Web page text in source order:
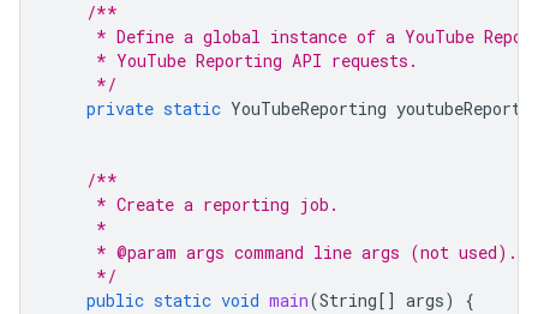
/**
* Define a global instance of a YouTube
     * YouTube Reporting API requests.
     */
private static YouTubeReporting
/**
     * Create a reporting job.
     *
     * @param args command line args (not used).
     */
public static void main(String[] args) {